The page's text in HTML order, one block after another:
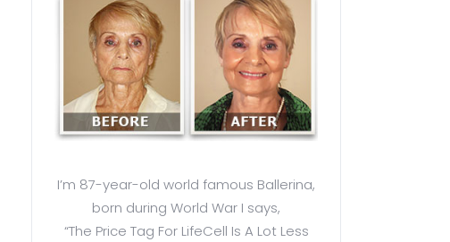
I’m 87-year-old world famous Ballerina,
born during World War I says,
“The Price Tag For LifeCell Is A Lot Less